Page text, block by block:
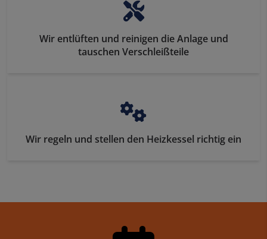
Wir entlüften und reinigen die Anlage und
tauschen Verschleißteile
Wir regeln und stellen den Heizkessel richtig ein